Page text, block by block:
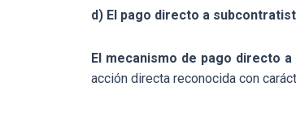
d) El pago directo a
El mecanismo de pago directo
acción directa reconocida con